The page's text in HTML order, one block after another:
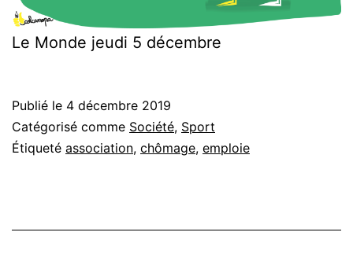
Le Monde jeudi 5 décembre
Publié le 4 décembre 2019
Catégorisé comme Société, Sport
Étiqueté association, chômage, emploie